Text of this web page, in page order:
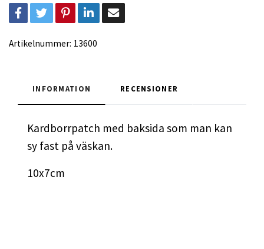
Artikelnummer: 13600
INFORMATION RECENSIONER
Kardborrpatch med baksida som man kan
sy fast på väskan.
10x7cm